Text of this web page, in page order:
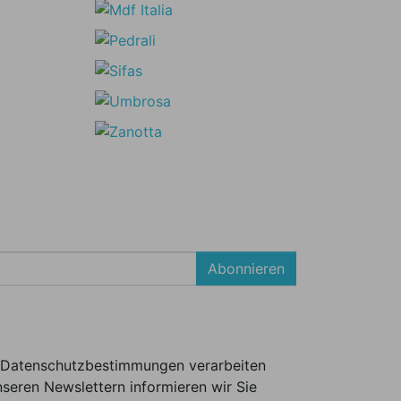
Abonnieren
verarbeiten
Newslettern informieren wir Sie